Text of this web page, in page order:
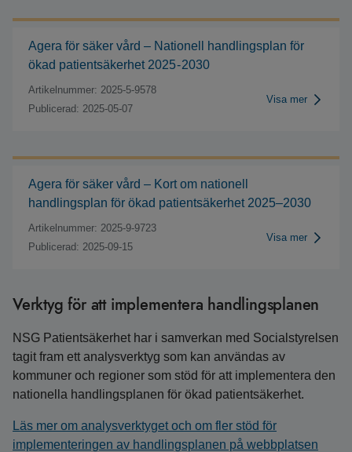
Agera för säker vård – Nationell handlingsplan för
ökad patientsäkerhet 2025 - 2030
Artikelnummer: 2025-5-9578
Publicerad: 2025-05-07
Visa mer
Agera för säker vård – Kort om nationell
handlingsplan för ökad patientsäkerhet 2025–2030
Artikelnummer: 2025-9-9723
Publicerad: 2025-09-15
Visa mer
Verktyg för att implementera handlingsplanen
NSG Patientsäkerhet har i samverkan med Socialstyrelsen
tagit fram ett analysverktyg som kan användas av
kommuner och regioner som stöd för att implementera den
nationella handlingsplanen för ökad patientsäkerhet.
Läs mer om analysverktyget och om fler stöd för
implementeringen av handlingsplanen på webbplatsen